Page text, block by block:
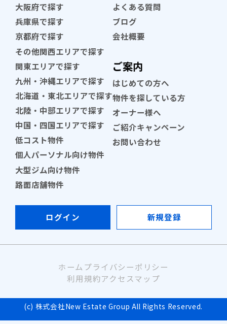
大阪府で探す
兵庫県で探す
京都府で探す
その他関西エリアで探す
関東エリアで探す
九州・沖縄エリアで探す
北海道・東北エリアで探す
北陸・中部エリアで探す
中国・四国エリアで探す
低コスト物件
個人パーソナル向け物件
大型ジム向け物件
路面店舗物件
よくある質問
ブログ
会社概要
ご案内
はじめての方へ
物件を探している方
オーナー様へ
ご紹介キャンペーン
お問い合わせ
ログイン 新規登録
ホーム プライバシーポリシー
利用規約アクセスマップ
(c) 株式会社New Estate Group All Rights Reserved.